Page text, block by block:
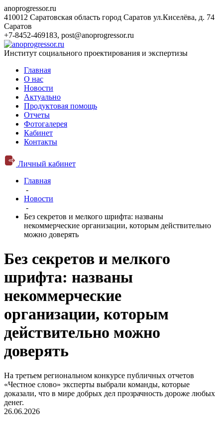
anoprogressor.ru
410012 Саратовская область город Саратов ул.Киселёва, д. 74
Саратов
+7-8452-469183, post@anoprogressor.ru
Институт социального проектирования и экспертизы
Главная
О нас
Новости
Актуально
Продуктовая помощь
Отчеты
Фотогалерея
Кабинет
Контакты
Личный кабинет
Главная
-
Новости
-
Без секретов и мелкого шрифта: названы
некоммерческие организации, которым действительно
можно доверять
Без секретов и мелкого
шрифта: названы
некоммерческие
организации, которым
действительно можно
доверять
На третьем региональном конкурсе публичных отчетов
«Честное слово» эксперты выбрали команды, которые
доказали, что в мире добрых дел прозрачность дороже любых
денег.
26.06.2026